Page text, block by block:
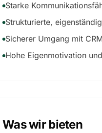
Starke
Strukturierte,
Sicherer Umgang mit
Hohe Eigenmotivation
Was wir bieten